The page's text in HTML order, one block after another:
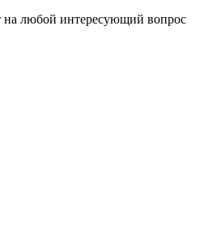
на любой интересующий вопрос